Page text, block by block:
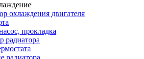
охлаждения двигателя
прокладка
радиатора
радиатора